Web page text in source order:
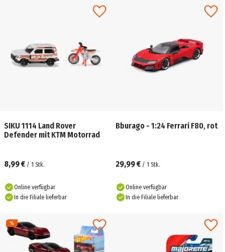
SIKU 1114 Land Rover
Defender mit KTM Motorrad
8,99 € / 1 Stk.
Online verfügbar
In die Filiale lieferbar
Bburago - 1:24 Ferrari F80, rot
29,99 € / 1 Stk.
Online verfügbar
In die Filiale lieferbar